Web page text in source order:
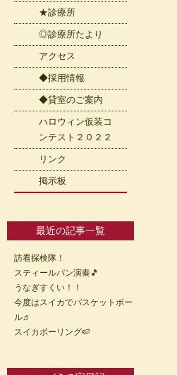
★診療所
◎診療所たより
アクセス
◆採用情報
◆貸室のご案内
ハロウィン仮装コ
ンテスト２０２２
リンク
掲示板
最近の記事一覧
訪看探検隊！
スティールパン演奏🎵
うなぎすくい！！
今度はスイカでバスケットボー
ル♬
スイカボーリング🍉